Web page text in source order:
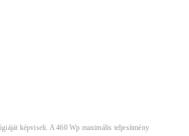
képviseli. A 460 Wp maximális teljesítmény